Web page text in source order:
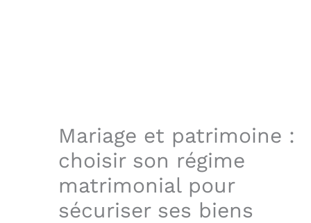
Mariage et patrimoine :
choisir son régime
matrimonial pour
sécuriser ses biens